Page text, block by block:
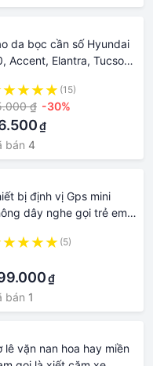
da bọc cần số Hyundai
Accent, Elantra, Tucson,
shop sẽ gọi lại xác nhận
(15)
₫ -30%
₫
bán 4
bị định vị Gps mini
dây nghe gọi trẻ em
nhỏ Minivan N16 Air
(5)
₫
bán 1
lê vặn nan hoa hay miền